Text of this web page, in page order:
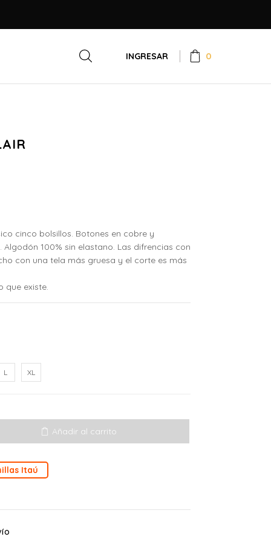
INGRESAR 0
cinco bolsillos. Botones en cobre y
100% sin elastano. Las difrencias con
con una tela más gruesa y el corte es más
que existe.
L XL
Añadir al carrito
Itaú